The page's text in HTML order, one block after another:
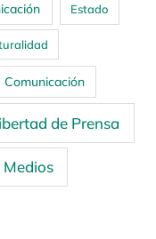
Estado
de Prensa
Medios